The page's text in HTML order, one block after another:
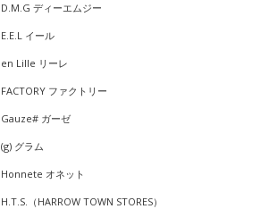
D.M.G ディーエムジー
E.E.L イール
en Lille リーレ
FACTORY ファクトリー
Gauze# ガーゼ
(g) グラム
Honnete オネット
H.T.S.（HARROW TOWN STORES）